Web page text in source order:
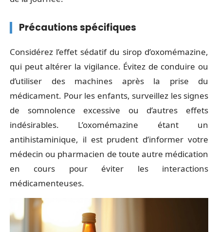
Précautions spécifiques
Considérez l’effet sédatif du sirop d’oxomémazine,
qui peut altérer la vigilance. Évitez de conduire ou
d’utiliser des machines après la prise du
médicament. Pour les enfants, surveillez les signes
de somnolence excessive ou d’autres effets
indésirables. L’oxomémazine étant un
antihistaminique, il est prudent d’informer votre
médecin ou pharmacien de toute autre médication
en cours pour éviter les interactions
médicamenteuses.